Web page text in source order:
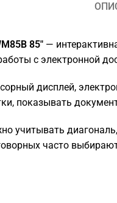
85" —
с электронной
дисплей,
показывать
учитывать
часто